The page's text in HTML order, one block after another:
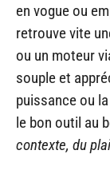
en vogue ou
retrouve vite
ou un moteur
souple et
puissance ou
le bon outil au
contexte, du